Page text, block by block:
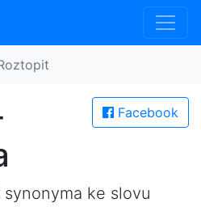
Facebook
ke slovu